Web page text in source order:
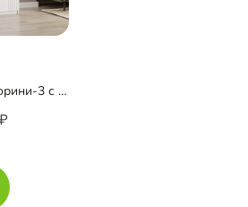
Распашной шкаф Санторини-3 с зеркалом